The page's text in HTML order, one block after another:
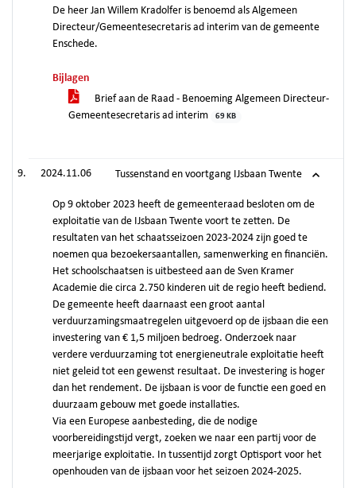
De heer Jan Willem Kradolfer is benoemd als Algemeen
Directeur/Gemeentesecretaris ad interim van de gemeente
Enschede.
Bijlagen
Brief aan de Raad - Benoeming Algemeen Directeur-
Gemeentesecretaris ad interim
69 KB
2024.11.06 Tussenstand en voortgang IJsbaan Twente
Op 9 oktober 2023 heeft de gemeenteraad besloten om de
exploitatie van de IJsbaan Twente voort te zetten. De
resultaten van het schaatsseizoen 2023-2024 zijn goed te
noemen qua bezoekersaantallen, samenwerking en financiën.
Het schoolschaatsen is uitbesteed aan de Sven Kramer
Academie die circa 2.750 kinderen uit de regio heeft bediend.
De gemeente heeft daarnaast een groot aantal
verduurzamingsmaatregelen uitgevoerd op de ijsbaan die een
investering van € 1,5 miljoen bedroeg. Onderzoek naar
verdere verduurzaming tot energieneutrale exploitatie heeft
niet geleid tot een gewenst resultaat. De investering is hoger
dan het rendement. De ijsbaan is voor de functie een goed en
duurzaam gebouw met goede installaties.
Via een Europese aanbesteding, die de nodige
voorbereidingstijd vergt, zoeken we naar een partij voor de
meerjarige exploitatie. In tussentijd zorgt Optisport voor het
openhouden van de ijsbaan voor het seizoen 2024-2025.